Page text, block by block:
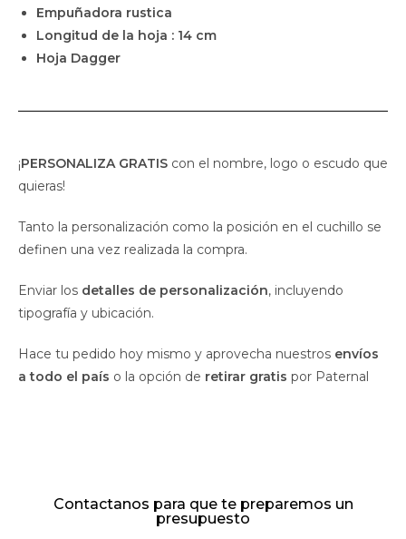
Empuñadora rustica
Longitud de la hoja : 14 cm
Hoja Dagger
¡PERSONALIZA GRATIS con el nombre, logo o escudo que
quieras!
Tanto la personalización como la posición en el cuchillo se
definen una vez realizada la compra.
Enviar los detalles de personalización, incluyendo
tipografía y ubicación.
Hace tu pedido hoy mismo y aprovecha nuestros envíos
a todo el país o la opción de retirar gratis por Paternal
Contactanos para que te preparemos un
presupuesto